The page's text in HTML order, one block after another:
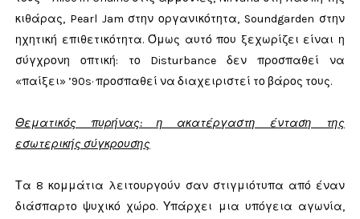
κιθάρας, Pearl Jam στην οργανικότητα, Soundgarden στην
ηχητική επιθετικότητα. Όμως αυτό που ξεχωρίζει είναι η
σύγχρονη οπτική: το Disturbance δεν προσπαθεί να
«παίξει» ’90s· προσπαθεί να διαχειριστεί το βάρος τους.
Θεματικός πυρήνας: η ακατέργαστη ένταση της
εσωτερικής σύγκρουσης
Τα 8 κομμάτια λειτουργούν σαν στιγμιότυπα από έναν
διάσπαρτο ψυχικό χώρο. Υπάρχει μια υπόγεια αγωνία,